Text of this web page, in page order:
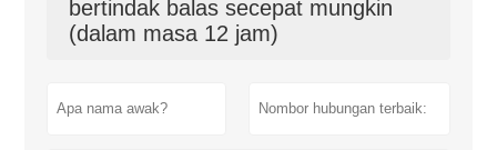
bertindak balas secepat mungkin
(dalam masa 12 jam)